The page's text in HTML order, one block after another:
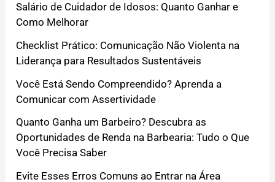
Salário de Cuidador de Idosos: Quanto Ganhar e
Como Melhorar
Checklist Prático: Comunicação Não Violenta na
Liderança para Resultados Sustentáveis
Você Está Sendo Compreendido? Aprenda a
Comunicar com Assertividade
Quanto Ganha um Barbeiro? Descubra as
Oportunidades de Renda na Barbearia: Tudo o Que
Você Precisa Saber
Evite Esses Erros Comuns ao Entrar na Área